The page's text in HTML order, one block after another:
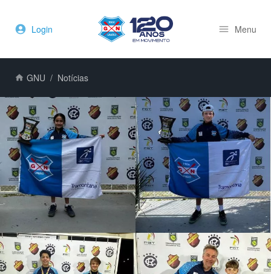
Login Menu
GNU Notícias